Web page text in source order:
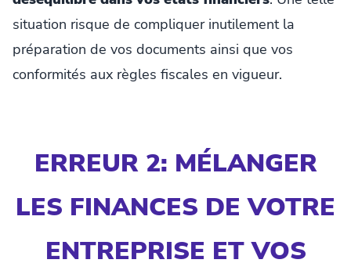
situation risque de compliquer inutilement la
préparation de vos documents ainsi que vos
conformités aux règles fiscales en vigueur.
ERREUR 2: MÉLANGER
LES FINANCES DE VOTRE
ENTREPRISE ET VOS